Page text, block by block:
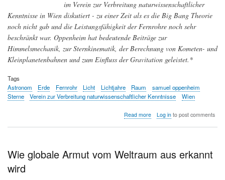
im Verein zur Verbreitung naturwissenschaftlicher
Kenntnisse in Wien diskutiert - zu einer Zeit als es die Big Bang Theorie
noch nicht gab und die Leistungsfähigkeit der Fernrohre noch sehr
beschränkt war. Oppenheim hat bedeutende Beiträge zur
Himmelsmechanik, zur Sternkinematik, der Berechnung von Kometen- und
Kleinplanetenbahnen und zum Einfluss der Gravitation geleistet.*
Tags
Astronom
Erde Fernrohr Licht Lichtjahre Raum
samuel oppenheim
Sterne
Verein zur Verbreitung naturwissenschaftlicher Kenntnisse Wien
Read moreabout
Raum
Log into post comments
Wie globale Armut vom Weltraum aus erkannt
wird